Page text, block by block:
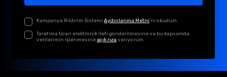
Kampanya Bildirim Sistemi Aydınlanma Metni'ni okudum.
Tarafıma ticari elektronik ileti gönderilmesine ve bu kapsamda
verilerimin işlenmesineaçık rıza veriyorum.